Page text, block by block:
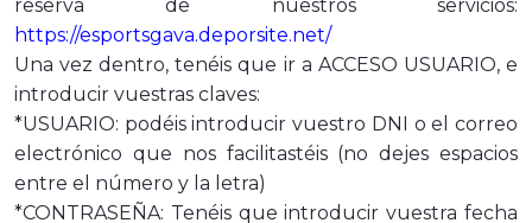
reserva de nuestros servicios:
https://esportsgava.deporsite.net/
Una vez dentro, tenéis que ir a ACCESO USUARIO, e
introducir vuestras claves:
*USUARIO: podéis introducir vuestro DNI o el correo
electrónico que nos facilitastéis (no dejes espacios
entre el número y la letra)
*CONTRASEÑA: Tenéis que introducir vuestra fecha